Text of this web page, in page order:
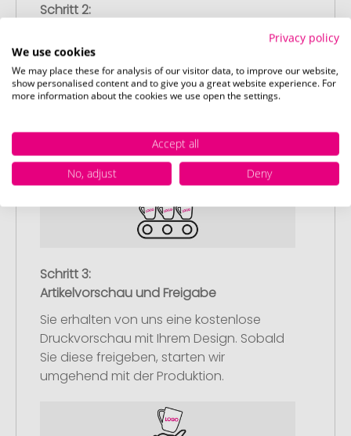
Schritt 2:
Laden Sie auf unserer
Bestellabschlussseite (Checkout) Ihr Logo
oder Motiv hoch und schließen Sie Ihre
passende Datei zur Verfügung haben,
können Sie diese gerne später
nachliefern.
Schritt 3:
Artikelvorschau und Freigabe
Sie erhalten von uns eine kostenlose
Druckvorschau mit Ihrem Design. Sobald
Sie diese freigeben, starten wir
umgehend mit der Produktion.
Privacy policy
We use cookies
We may place these for analysis of our visitor data, to improve our website,
show personalised content and to give you a great website experience. For
more information about the cookies we use open the settings.
Accept all
No, adjust
Deny